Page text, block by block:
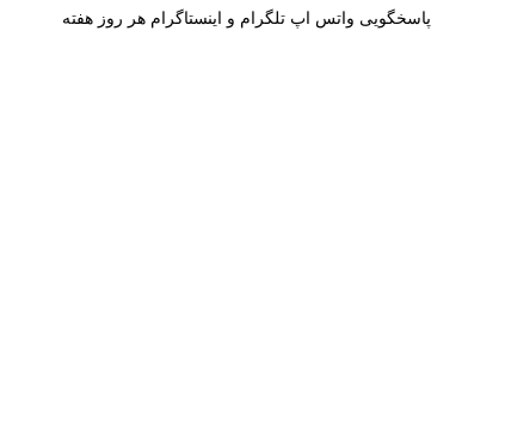
پاسخگویی واتس اپ تلگرام و اینستاگرام هر روز هفته